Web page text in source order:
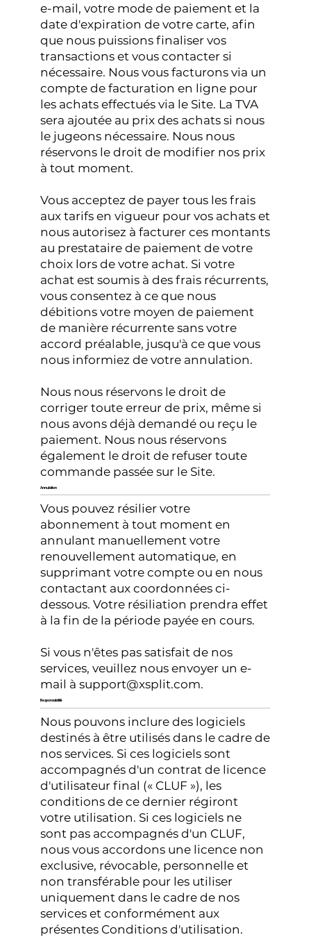
e-mail, votre mode de paiement et la
date d'expiration de votre carte, afin
que nous puissions finaliser vos
transactions et vous contacter si
nécessaire. Nous vous facturons via un
compte de facturation en ligne pour
les achats effectués via le Site. La TVA
sera ajoutée au prix des achats si nous
le jugeons nécessaire. Nous nous
réservons le droit de modifier nos prix
à tout moment.
Vous acceptez de payer tous les frais
aux tarifs en vigueur pour vos achats et
nous autorisez à facturer ces montants
au prestataire de paiement de votre
choix lors de votre achat. Si votre
achat est soumis à des frais récurrents,
vous consentez à ce que nous
débitions votre moyen de paiement
de manière récurrente sans votre
accord préalable, jusqu'à ce que vous
nous informiez de votre annulation.
Nous nous réservons le droit de
corriger toute erreur de prix, même si
nous avons déjà demandé ou reçu le
paiement. Nous nous réservons
également le droit de refuser toute
commande passée sur le Site.
Annulation
Vous pouvez résilier votre
abonnement à tout moment en
annulant manuellement votre
renouvellement automatique, en
supprimant votre compte ou en nous
contactant aux coordonnées ci-
dessous. Votre résiliation prendra effet
à la fin de la période payée en cours.
Si vous n'êtes pas satisfait de nos
services, veuillez nous envoyer un e-
mail àsupport@xsplit.com.
Responsabilité
Nous pouvons inclure des logiciels
destinés à être utilisés dans le cadre de
nos services. Si ces logiciels sont
accompagnés d'un contrat de licence
d'utilisateur final (« CLUF »), les
conditions de ce dernier régiront
votre utilisation. Si ces logiciels ne
sont pas accompagnés d'un CLUF,
nous vous accordons une licence non
exclusive, révocable, personnelle et
non transférable pour les utiliser
uniquement dans le cadre de nos
services et conformément aux
présentes Conditions d'utilisation.